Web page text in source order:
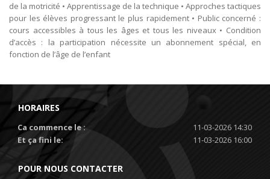
de la motricité • Apprentissage de la technique • Approches tactiques
pour les élèves progressant le plus rapidement • Public concerné :
cours accessibles à tous les âges et tous les niveaux • Condition
d’accès : la participation nécessite un abonnement spécial, en
fonction de l’âge de l’enfant
HORAIRES
Ca commence le :
11-03-2026 14:30
Et ça fini le:
11-03-2026 16:00
POUR NOUS CONTACTER